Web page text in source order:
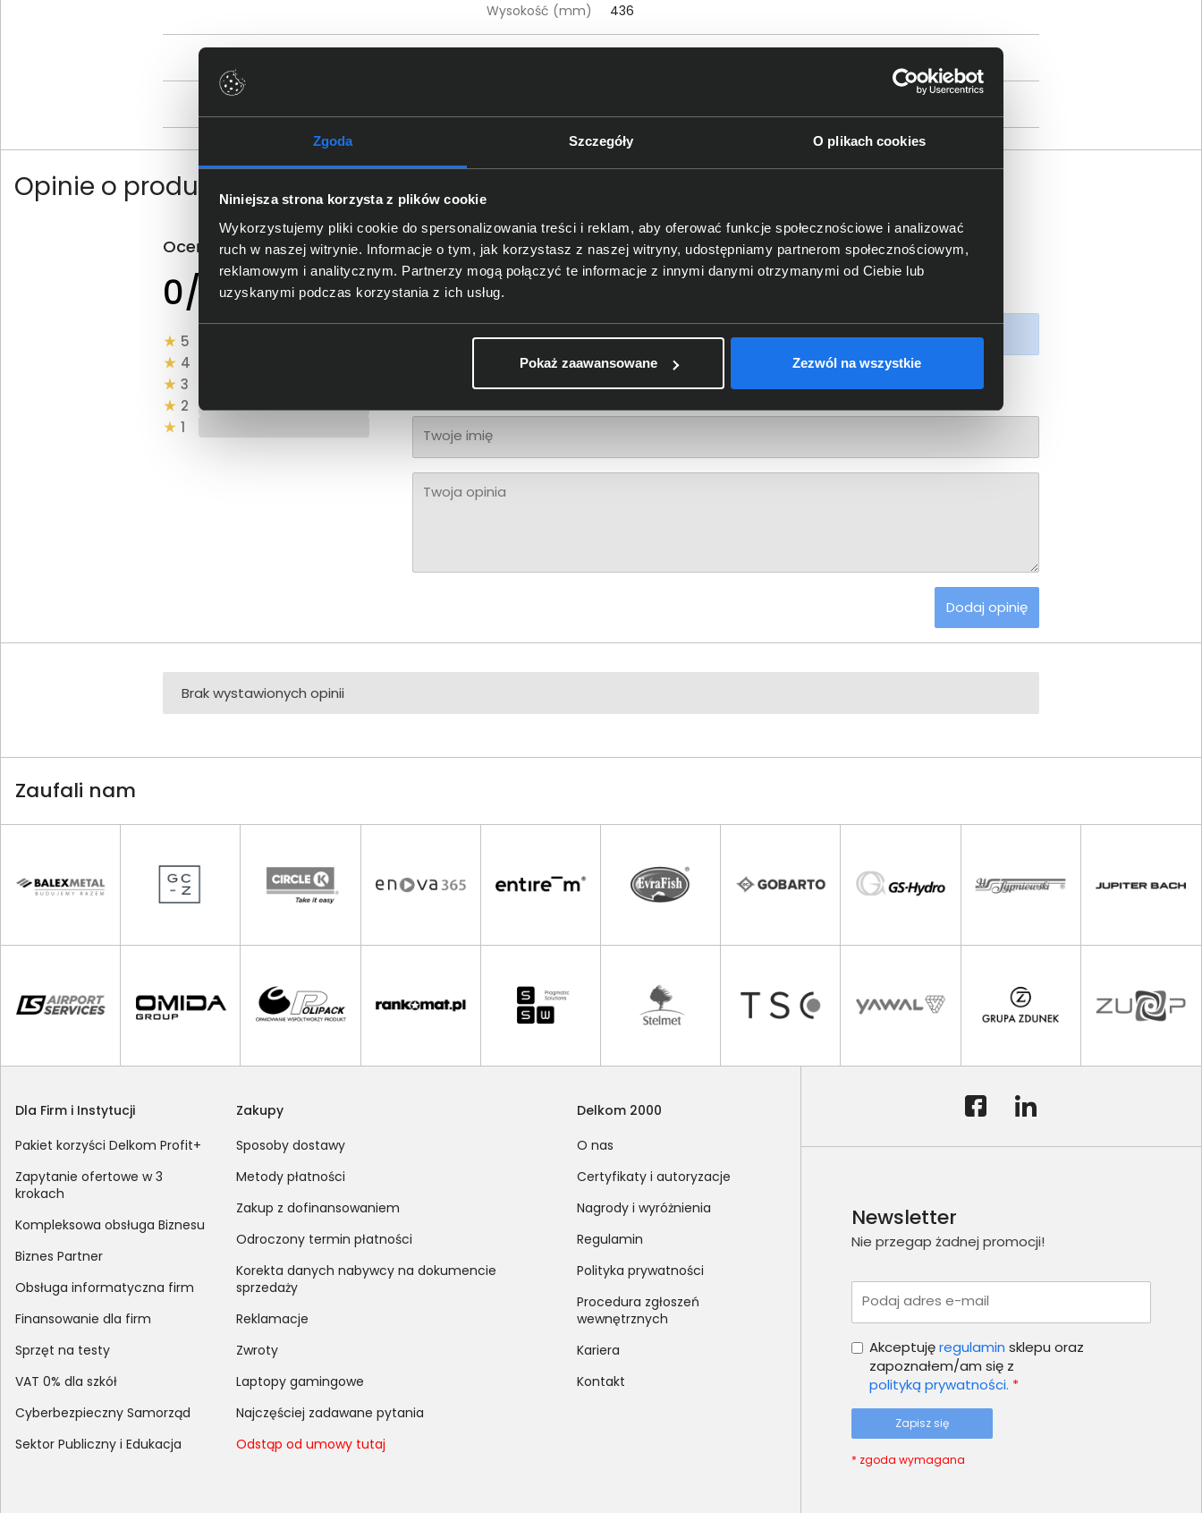
Zgoda Szczegóły O plikach cookies
Niniejsza strona korzysta z plików cookie
Wykorzystujemy pliki cookie do spersonalizowania treści i reklam, aby oferować funkcje społecznościowe i analizować
ruch w naszej witrynie. Informacje o tym, jak korzystasz z naszej witryny, udostępniamy partnerom społecznościowym,
reklamowym i analitycznym. Partnerzy mogą połączyć te informacje z innymi danymi otrzymanymi od Ciebie lub
uzyskanymi podczas korzystania z ich usług.
Pokaż zaawansowane Zezwól na wszystkie
Wysokość (mm) 436
Opinie o produkcie
Oceń produkt
0/5 0 - ilość opinii o
produkcie
5
4
3
2
1
Bądź pierwszy! - zaloguj się na swoje konto i oceń zakupiony produkt.
Twoja ocena:
Twoje imię
Twoja opinia
Dodaj opinię
Brak wystawionych opinii
Zaufali nam
Dla Firm i Instytucji
Pakiet korzyści Delkom Profit+
Zapytanie ofertowe w 3
krokach
Kompleksowa obsługa Biznesu
Biznes Partner
Obsługa informatyczna firm
Finansowanie dla firm
Sprzęt na testy
VAT 0% dla szkół
Cyberbezpieczny Samorząd
Sektor Publiczny i Edukacja
Zakupy
Sposoby dostawy
Metody płatności
Zakup z dofinansowaniem
Odroczony termin płatności
Korekta danych nabywcy na dokumencie
sprzedaży
Reklamacje
Zwroty
Laptopy gamingowe
Najczęściej zadawane pytania
Odstąp od umowy tutaj
Delkom 2000
O nas
Certyfikaty i autoryzacje
Nagrody i wyróżnienia
Regulamin
Polityka prywatności
Procedura zgłoszeń
wewnętrznych
Kariera
Kontakt
Newsletter
Nie przegap żadnej promocji!
Podaj adres e-mail
Akceptujęregulamin sklepu oraz
zapoznałem/am się z
polityką prywatności. *
Zapisz się
* zgoda wymagana